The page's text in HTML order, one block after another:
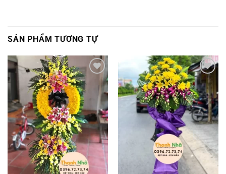
SẢN PHẨM TƯƠNG TỰ
Add to
wishlist
Add to
wishlist